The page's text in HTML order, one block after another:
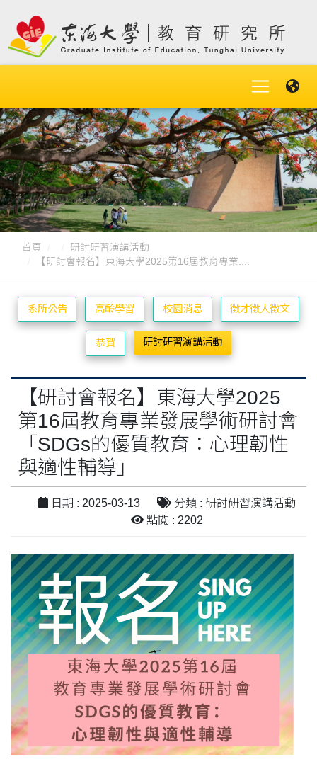
首頁
研討研習演講活動
【研討會報名】東海大學2025第16屆教育專業....
系所公告 高齡學習 校園消息 徵才徵人徵文
恭賀 研討研習演講活動
【研討會報名】東海大學2025
第16屆教育專業發展學術研討會
「SDGs的優質教育：心理韌性
與適性輔導」
日期 : 2025-03-13
分類 : 研討研習演講活動
點閱 : 2202